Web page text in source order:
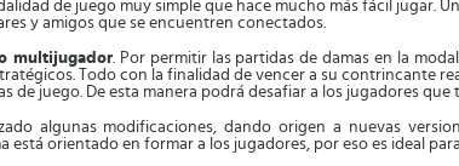
de juego muy simple que hace mucho más fácil jugar.
y amigos que se encuentren conectados.
multijugador. Por permitir las partidas de damas en la
Todo con la finalidad de vencer a su contrincante
juego. De esta manera podrá desafiar a los jugadores
algunas modificaciones, dando origen a nuevas
está orientado en formar a los jugadores, por eso es ideal